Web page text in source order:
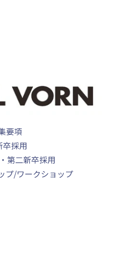
要項
卒採用
第二新卒採用
プ/ワークショップ